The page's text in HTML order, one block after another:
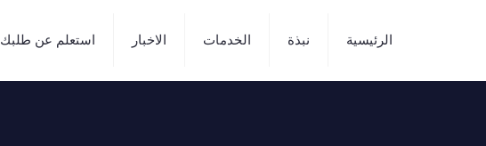
الرئيسية نبذة الخدمات الاخبار استعلم عن طلبك